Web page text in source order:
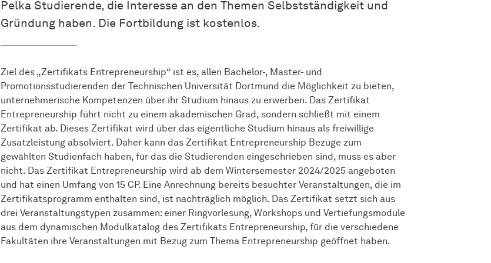
Pelka Studierende, die Interesse an den Themen Selbstständigkeit und
Gründung haben. Die Fortbildung ist kostenlos.
Ziel des „Zertifikats Entrepreneurship“ ist es, allen Bachelor-, Master- und
Promotionsstudierenden der Technischen Universität Dortmund die Möglichkeit zu bieten,
unternehmerische Kompetenzen über ihr Studium hinaus zu erwerben. Das Zertifikat
Entrepreneurship führt nicht zu einem akademischen Grad, sondern schließt mit einem
Zertifikat ab. Dieses Zertifikat wird über das eigentliche Studium hinaus als freiwillige
Zusatzleistung absolviert. Daher kann das Zertifikat Entrepreneurship Bezüge zum
gewählten Studienfach haben, für das die Studierenden eingeschrieben sind, muss es aber
nicht. Das Zertifikat Entrepreneurship wird ab dem Wintersemester 2024/2025 angeboten
und hat einen Umfang von 15 CP. Eine Anrechnung bereits besuchter Veranstaltungen, die im
Zertifikatsprogramm enthalten sind, ist nachträglich möglich. Das Zertifikat setzt sich aus
drei Veranstaltungstypen zusammen: einer Ringvorlesung, Workshops und Vertiefungsmodule
aus dem dynamischen Modulkatalog des Zertifikats Entrepreneurship, für die verschiedene
Fakultäten ihre Veranstaltungen mit Bezug zum Thema Entrepreneurship geöffnet haben.